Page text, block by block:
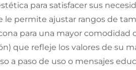
para satisfacer sus
le permite ajustar rangos de
para una mayor comodidad
que refleje los valores de su
a paso de uso o mensajes